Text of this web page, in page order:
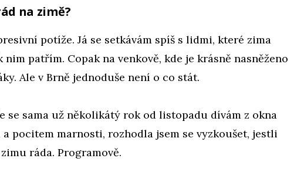
na zimě?
potíže. Já se setkávám spíš s lidmi, které zima
nim patřím. Copak na venkově, kde je krásně nasněženo
Ale v Brně jednoduše není o co stát.
se sama už několikátý rok od listopadu dívám z okna
a pocitem marnosti, rozhodla jsem se vyzkoušet, jestli
ráda. Programově.